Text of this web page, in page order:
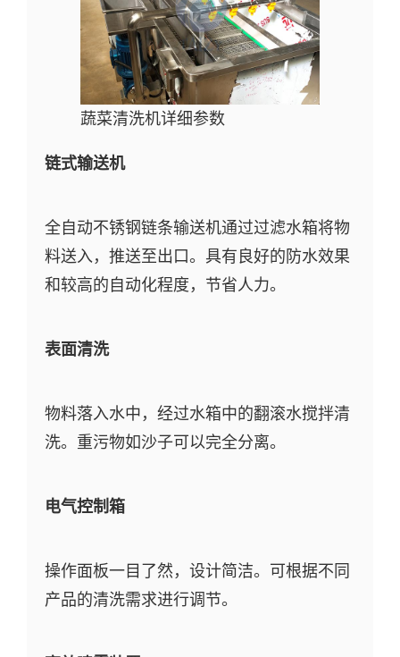
蔬菜清洗机详细参数
链式输送机
全自动不锈钢链条输送机通过过滤水箱将物
料送入，推送至出口。具有良好的防水效果
和较高的自动化程度，节省人力。
表面清洗
物料落入水中，经过水箱中的翻滚水搅拌清
洗。重污物如沙子可以完全分离。
电气控制箱
操作面板一目了然，设计简洁。可根据不同
产品的清洗需求进行调节。